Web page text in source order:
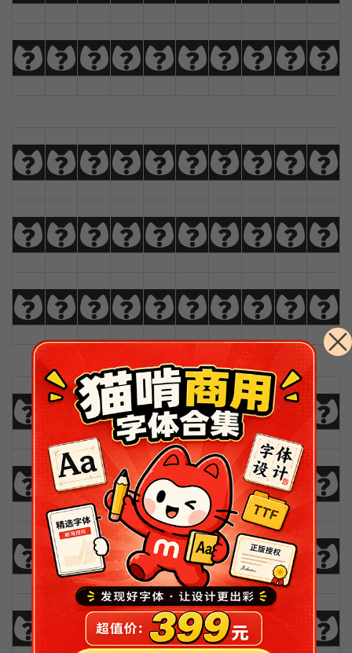
UVWXYZÀÁÂÃ
abcdefghij
klmnopqrst
uvwxyzÄÅÆÇ
0123456789
!@#$%^&*( )
_+-={}|[]?
:
"'<>,./ \